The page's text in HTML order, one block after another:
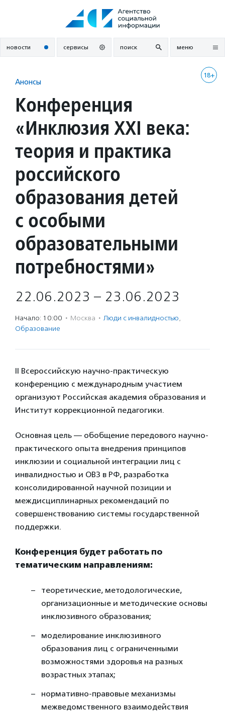
новости сервисы поиск меню
18+
Анонсы
Конференция
«Инклюзия XXI века:
теория и практика
российского
образования детей
с особыми
образовательными
потребностями»
22.06.2023 – 23.06.2023
Начало: 10:00 · Москва · Люди с инвалидностью,
Образование
II Всероссийскую научно-практическую
конференцию с международным участием
организуют Российская академия образования и
Институт коррекционной педагогики.
Основная цель — обобщение передового научно-
практического опыта внедрения принципов
инклюзии и социальной интеграции лиц с
инвалидностью и ОВЗ в РФ, разработка
консолидированной научной позиции и
междисциплинарных рекомендаций по
совершенствованию системы государственной
поддержки.
Конференция будет работать по
тематическим направлениям:
теоретические, методологические,
организационные и методические основы
инклюзивного образования;
моделирование инклюзивного
образования лиц с ограниченными
возможностями здоровья на разных
возрастных этапах;
нормативно-правовые механизмы
межведомственного взаимодействия